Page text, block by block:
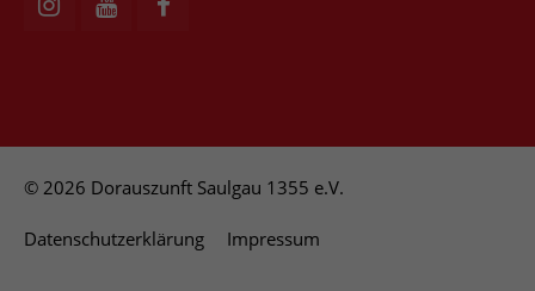
© 2026 Dorauszunft Saulgau 1355 e.V.
Datenschutzerklärung Impressum